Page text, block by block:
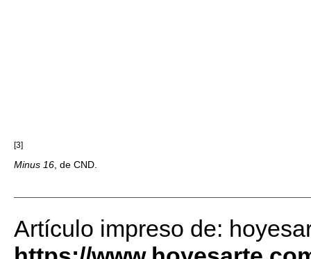
[3]
Minus 16, de CND.
Artículo impreso de: